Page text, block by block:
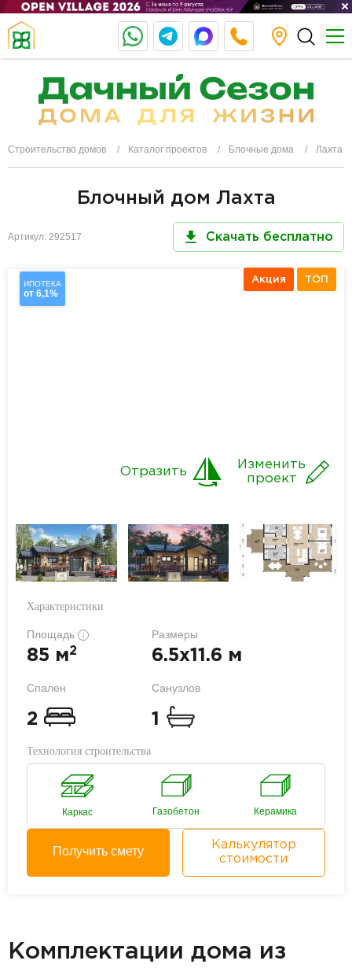
Строительство домов Каталог проектов Блочные дома Лахта
Блочный дом Лахта
Артикул: 292517 Скачать бесплатно
ИПОТЕКА
от 6,1%
Акция ТОП
Изменить
проект
Отразить
Характеристики
Площадь i
85 м2
Размеры
6.5x11.6 м
Спален
2
Санузлов
1
Технология строительства
Каркас Газобетон Керамика
Получить смету
Калькулятор
стоимости
Комплектации дома из